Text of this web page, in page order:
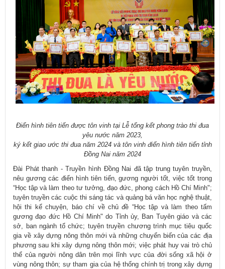
Điển hình tiên tiến được tôn vinh tại Lễ tổng kết phong trào thi đua
yêu nước năm 2023,
ký kết giao ước thi đua năm 2024 và tôn vinh điển hình tiên tiến tỉnh
Đồng Nai năm 2024
Đài Phát thanh - Truyền hình Đồng Nai đã tập trung tuyên truyền,
nêu gương các điển hình tiên tiến, gương người tốt, việc tốt trong
“Học tập và làm theo tư tưởng, đạo đức, phong cách Hồ Chí Minh";
tuyên truyền các cuộc thi sáng tác và quảng bá văn học nghệ thuật,
hội thi kể chuyện, báo chí về chủ đề “Học tập và làm theo tấm
gương đạo đức Hồ Chí Minh" do Tỉnh ủy, Ban Tuyên giáo và các
sở, ban ngành tổ chức; tuyên truyền chương trình mục tiêu quốc
gia về xây dựng nông thôn mới và những chuyển biến của các địa
phương sau khi xây dựng nông thôn mới; việc phát huy vai trò chủ
thể của người nông dân trên mọi lĩnh vực của đời sống xã hội ở
vùng nông thôn; sự tham gia của hệ thống chính trị trong xây dựng